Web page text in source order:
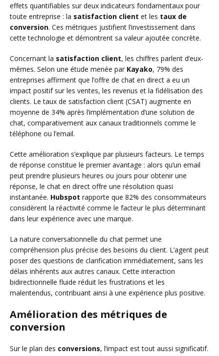
effets quantifiables sur deux indicateurs fondamentaux pour
toute entreprise : la satisfaction client et les taux de
conversion. Ces métriques justifient l’investissement dans
cette technologie et démontrent sa valeur ajoutée concrète.
Concernant la satisfaction client, les chiffres parlent d’eux-
mêmes. Selon une étude menée par Kayako, 79% des
entreprises affirment que l’offre de chat en direct a eu un
impact positif sur les ventes, les revenus et la fidélisation des
clients. Le taux de satisfaction client (CSAT) augmente en
moyenne de 34% après l’implémentation d’une solution de
chat, comparativement aux canaux traditionnels comme le
téléphone ou l’email.
Cette amélioration s’explique par plusieurs facteurs. Le temps
de réponse constitue le premier avantage : alors qu’un email
peut prendre plusieurs heures ou jours pour obtenir une
réponse, le chat en direct offre une résolution quasi
instantanée. Hubspot rapporte que 82% des consommateurs
considèrent la réactivité comme le facteur le plus déterminant
dans leur expérience avec une marque.
La nature conversationnelle du chat permet une
compréhension plus précise des besoins du client. L’agent peut
poser des questions de clarification immédiatement, sans les
délais inhérents aux autres canaux. Cette interaction
bidirectionnelle fluide réduit les frustrations et les
malentendus, contribuant ainsi à une expérience plus positive.
Amélioration des métriques de
conversion
Sur le plan des conversions, l’impact est tout aussi significatif.